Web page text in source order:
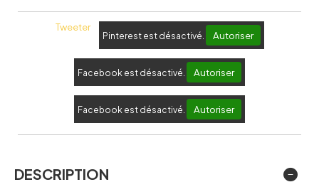
Tweeter
Pinterest est désactivé. Autoriser
Facebook est désactivé. Autoriser
Facebook est désactivé. Autoriser
DESCRIPTION